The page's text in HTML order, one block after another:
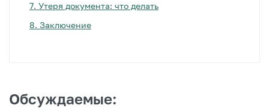
7. Утеря документа: что делать
8. Заключение
Обсуждаемые: